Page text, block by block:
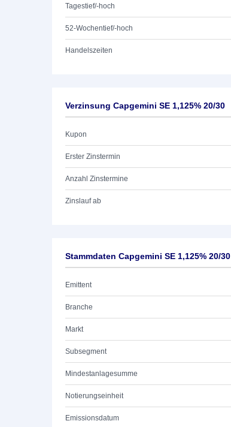
Tagestief/-hoch
52-Wochentief/-hoch
Handelszeiten
Verzinsung Capgemini SE 1,125% 20/30
Kupon
Erster Zinstermin
Anzahl Zinstermine
Zinslauf ab
Stammdaten Capgemini SE 1,125% 20/30
Emittent
Branche
Markt
Subsegment
Mindestanlagesumme
Notierungseinheit
Emissionsdatum